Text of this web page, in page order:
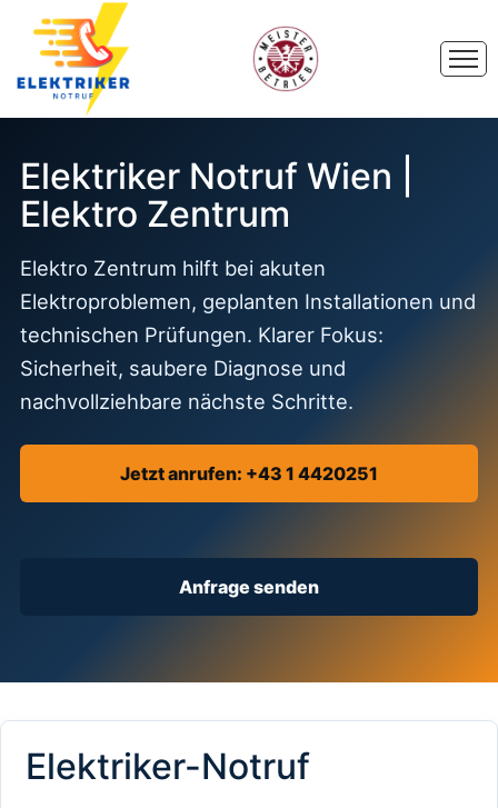
Elektriker Notruf Wien |
Elektro Zentrum
Elektro Zentrum hilft bei akuten
Elektroproblemen, geplanten Installationen und
technischen Prüfungen. Klarer Fokus:
Sicherheit, saubere Diagnose und
nachvollziehbare nächste Schritte.
Jetzt anrufen: +43 1 4420251
Anfrage senden
Elektriker-Notruf